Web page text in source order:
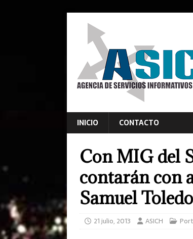
INICIO CONTACTO
Con MIG del
contarán con
Samuel Toledo
21 julio, 2013 ASICH